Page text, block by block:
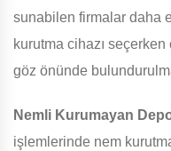
sunabilen firmalar daha
kurutma cihazı
göz önünde
Nemli Kurumayan
işlemlerinde nem